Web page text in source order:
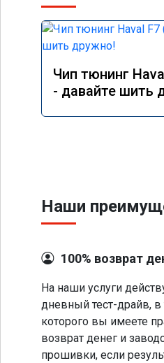
Чип тюнинг
- давайте шить
Наши
100% возврат
На наши услуги
дневный тест-драйв, в
которого вы имеете
возврат денег и
прошивки, если